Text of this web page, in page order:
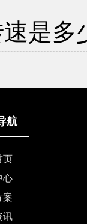
是多
航
页
心
案
讯